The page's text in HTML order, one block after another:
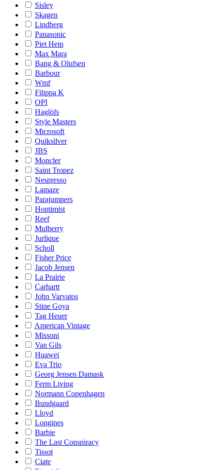
Sisley
Skagen
Lindberg
Panasonic
Piet Hein
Max Mara
Bang & Olufsen
Barbour
Wmf
Filippa K
OPI
Haglöfs
Style Masters
Microsoft
Quiksilver
JBS
Moncler
Saint Tropez
Nespresso
Lamaze
Parajumpers
Hoptimist
Reef
Mulberry
Jurlique
Scholl
Fisher Price
Jacob Jensen
La Prairie
Carhartt
John Varvatos
Stine Goya
Tag Heuer
American Vintage
Missoni
Van Gils
Huawei
Eva Trio
Georg Jensen Damask
Ferm Living
Normann Copenhagen
Bundgaard
Lloyd
Longines
Barbie
The Last Conspiracy
Tissot
Ciate